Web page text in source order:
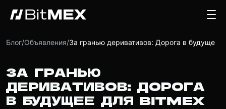
Блог/Объявления/
ЗА ГРАНЬЮ
ДЕРИВАТИВОВ: ДОРОГА
В БУДУЩЕЕ ДЛЯ BITMEX